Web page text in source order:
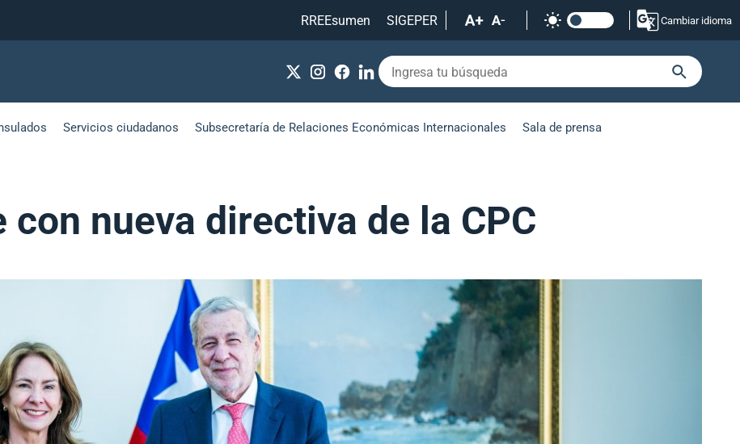
RREEsumen
SIGEPER Cambiar idioma
Servicios ciudadanos Subsecretaría de Relaciones Económicas Internacionales Sala de prensa
nueva directiva de la CPC